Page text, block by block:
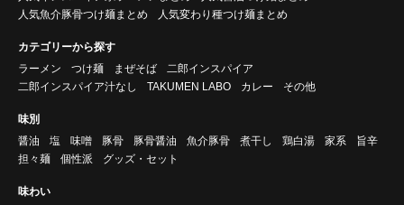
人気魚介豚骨つけ麺まとめ
人気変わり種つけ麺まとめ
カテゴリーから探す
ラーメン
つけ麺 まぜそば
二郎インスパイア
二郎インスパイア汁なし
TAKUMEN LABO カレー その他
味別
醤油
塩 味噌 豚骨 豚骨醤油 魚介豚骨 煮干し 鶏白湯 家系
旨辛
担々麺
個性派 グッズ・セット
味わい